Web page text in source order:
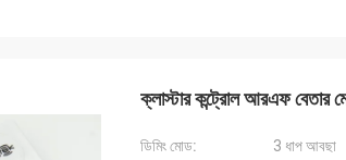
ক্লাস্টার কন্ট্রোল আরএফ বেতার
ডিমিং মোড:
3 ধাপ আবছা